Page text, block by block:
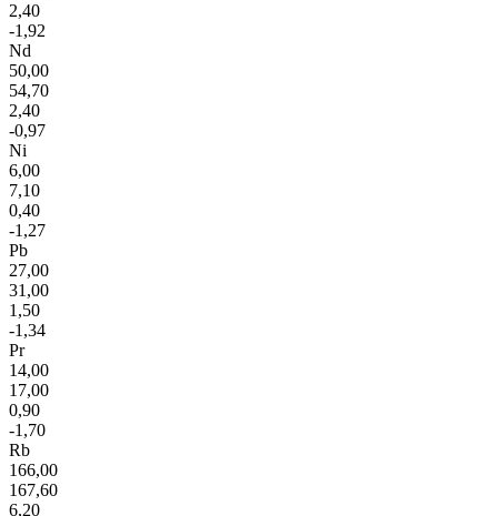
2,40
-1,92
Nd
50,00
54,70
2,40
-0,97
Ni
6,00
7,10
0,40
-1,27
Pb
27,00
31,00
1,50
-1,34
Pr
14,00
17,00
0,90
-1,70
Rb
166,00
167,60
6,20